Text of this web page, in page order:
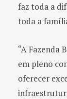
faz toda a
toda a
“A Fazenda
em pleno
oferecer